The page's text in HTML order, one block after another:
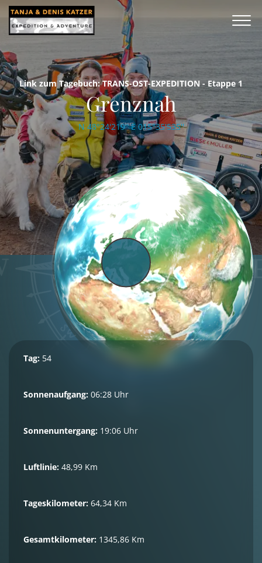
Link zum Tagebuch: TRANS-OST-EXPEDITION - Etappe 1
Grenznah
N 48°24'219'' E 015°35'535''
Tag: 54
Sonnenaufgang: 06:28 Uhr
Sonnenuntergang: 19:06 Uhr
Luftlinie: 48,99 Km
Tageskilometer: 64,34 Km
Gesamtkilometer: 1345,86 Km